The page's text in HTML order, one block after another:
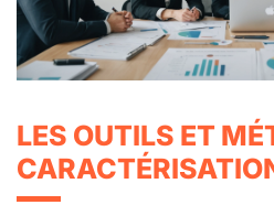
LES OUTILS ET